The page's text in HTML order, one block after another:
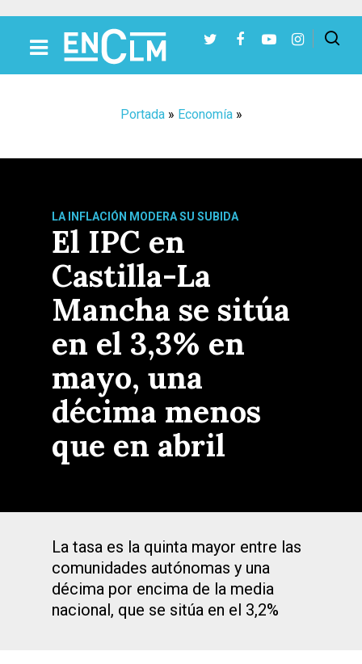
Portada» Economía»
LA INFLACIÓN MODERA SU SUBIDA
El IPC en
Castilla-La
Mancha se sitúa
en el 3,3% en
mayo, una
décima menos
que en abril
La tasa es la quinta mayor entre las
comunidades autónomas y una
décima por encima de la media
nacional, que se sitúa en el 3,2%